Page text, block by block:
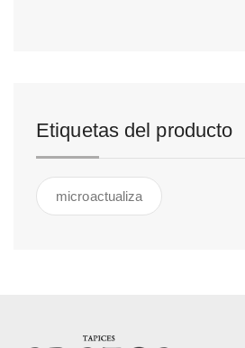
Etiquetas del producto
microactualiza